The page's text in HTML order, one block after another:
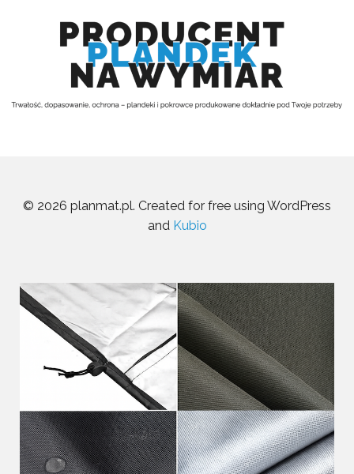
© 2026 planmat.pl. Created for free using WordPress
and Kubio